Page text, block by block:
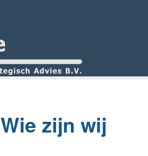
Wie zijn wij